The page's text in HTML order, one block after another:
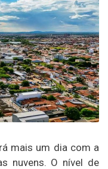
mais um dia com a
nuvens. O nível de